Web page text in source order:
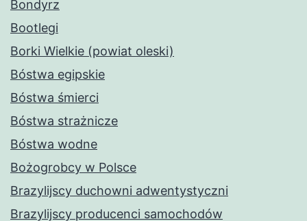
Bondyrz
Bootlegi
Borki Wielkie (powiat oleski)
Bóstwa egipskie
Bóstwa śmierci
Bóstwa strażnicze
Bóstwa wodne
Bożogrobcy w Polsce
Brazylijscy duchowni adwentystyczni
Brazylijscy producenci samochodów